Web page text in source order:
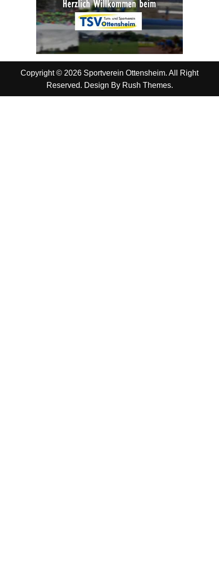
Copyright © 2026 Sportverein Ottensheim. All Right
Reserved. Design By Rush Themes.